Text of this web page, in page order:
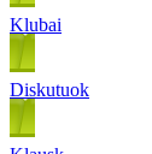
Klubai
Diskutuok